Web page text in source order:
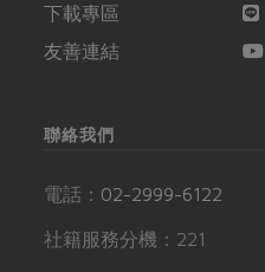
下載專區
友善連結
聯絡我們
電話： 02-2999-6122
社籍服務分機：221